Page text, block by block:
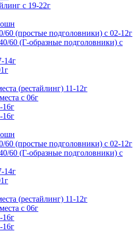
с 19-22г
60 (простые подголовники) с 02-12г
60 (Г-образные подголовники) с
14г
(рестайлинг) 11-12г
с 06г
16г
16г
60 (простые подголовники) с 02-12г
60 (Г-образные подголовники) с
14г
(рестайлинг) 11-12г
с 06г
16г
16г